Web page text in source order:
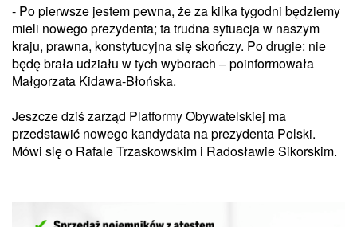
- Po pierwsze jestem pewna, że za kilka tygodni będziemy
mieli nowego prezydenta; ta trudna sytuacja w naszym
kraju, prawna, konstytucyjna się skończy. Po drugie: nie
będę brała udziału w tych wyborach – poinformowała
Małgorzata Kidawa-Błońska.
Jeszcze dziś zarząd Platformy Obywatelskiej ma
przedstawić nowego kandydata na prezydenta Polski.
Mówi się o Rafale Trzaskowskim i Radosławie Sikorskim.